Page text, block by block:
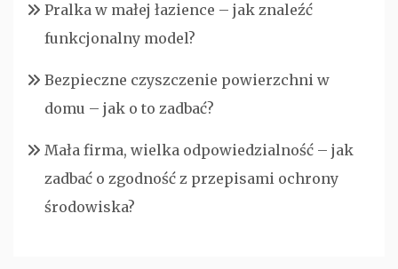
Pralka w małej łazience – jak znaleźć
funkcjonalny model?
Bezpieczne czyszczenie powierzchni w
domu – jak o to zadbać?
Mała firma, wielka odpowiedzialność – jak
zadbać o zgodność z przepisami ochrony
środowiska?